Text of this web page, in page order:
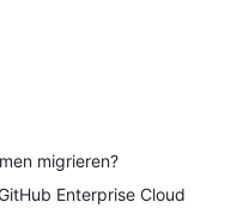
migrieren?
Enterprise Cloud